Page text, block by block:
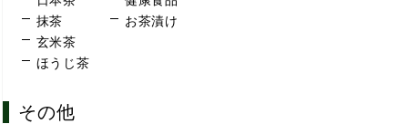
抹茶
玄米茶
ほうじ茶
お茶漬け
その他